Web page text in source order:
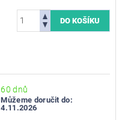
60 dnů
Můžeme doručit do:
4.11.2026